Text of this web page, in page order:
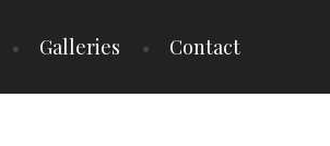
Galleries Contact